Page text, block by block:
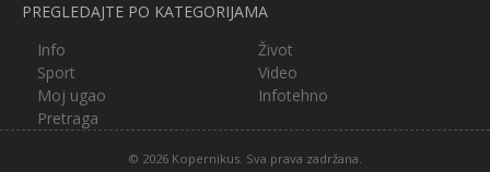
PREGLEDAJTE PO KATEGORIJAMA
Info
Život
Sport
Video
Moj ugao
Infotehno
Pretraga
© 2026 Kopernikus. Sva prava zadržana.